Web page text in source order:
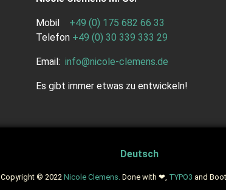
Mobil +49 (0) 175 682 66 33
Telefon +49 (0) 30 339 333 29
Email: info@nicole-clemens.de
Es gibt immer etwas zu entwickeln!
Deutsch
Copyright © 2022 Nicole Clemens.Done with ❤, TYPO3 and